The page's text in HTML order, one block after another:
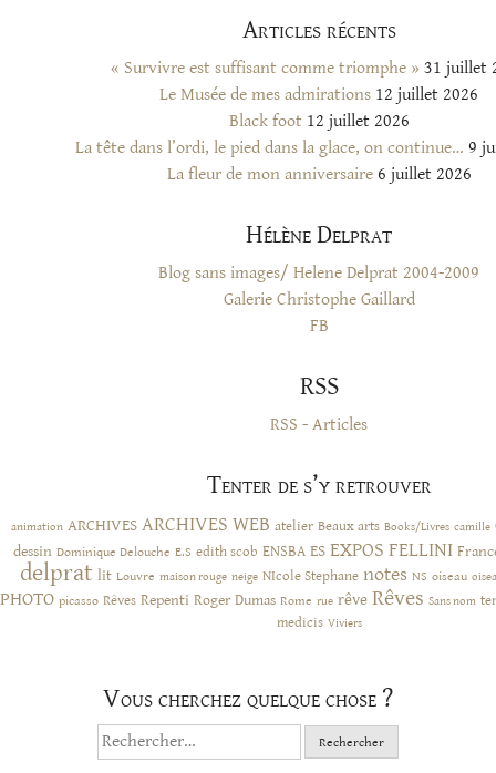
Articles récents
« Survivre est suffisant comme triomphe » 31 juillet
Le Musée de mes admirations 12 juillet 2026
Black foot 12 juillet 2026
La tête dans l’ordi, le pied dans la glace, on continue… 9
La fleur de mon anniversaire 6 juillet 2026
Hélène Delprat
Blog sans images/ Helene Delprat 2004-2009
Galerie Christophe Gaillard
FB
RSS
RSS - Articles
Tenter de s’y retrouver
animation ARCHIVES ARCHIVES WEB atelier Beaux arts Books/Livres camille
dessin Dominique Delouche E.S edith scob ENSBA ES EXPOS FELLINI
delprat lit Louvre maison rouge neige NIcole Stephane notes NS oiseau
PHOTO picasso Rêves Repenti Roger Dumas Rome rue rêve Rêves Sans nom
medicis Viviers
Vous cherchez quelque chose ?
Rechercher :